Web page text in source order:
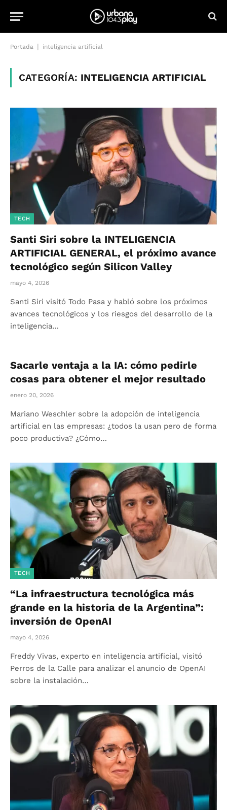
Portada inteligencia artificial
CATEGORÍA: INTELIGENCIA ARTIFICIAL
TECH
Santi Siri sobre la INTELIGENCIA
ARTIFICIAL GENERAL, el próximo avance
tecnológico según Silicon Valley
mayo 4, 2026
Santi Siri visitó Todo Pasa y habló sobre los próximos
avances tecnológicos y los riesgos del desarrollo de la
inteligencia…
Sacarle ventaja a la IA: cómo pedirle
cosas para obtener el mejor resultado
enero 20, 2026
Mariano Weschler sobre la adopción de inteligencia
artificial en las empresas: ¿todos la usan pero de forma
poco productiva? ¿Cómo…
TECH
“La infraestructura tecnológica más
grande en la historia de la Argentina”:
inversión de OpenAI
mayo 4, 2026
Freddy Vivas, experto en inteligencia artificial, visitó
Perros de la Calle para analizar el anuncio de OpenAI
sobre la instalación…